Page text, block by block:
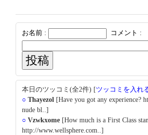
お名前 : コメント :
本日のツッコミ(全2件) [ツッコミを入れ
○ Thayezol [Have you got any experience?
nude bl..]
○ Vzwkxome [How much is a First Class
http://www.wellsphere.com..]